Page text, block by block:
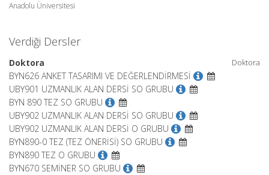
Anadolu Üniversitesi
Verdiği Dersler
Doktora
Doktora
BYN626 ANKET TASARIMI VE DEĞERLENDİRMESİ
UBY901 UZMANLIK ALAN DERSİ SO GRUBU
BYN 890 TEZ SO GRUBU
UBY902 UZMANLIK ALAN DERSİ SO GRUBU
UBY902 UZMANLIK ALAN DERSİ O GRUBU
BYN890-0 TEZ (TEZ ÖNERİSİ) SO GRUBU
BYN890 TEZ O GRUBU
BYN670 SEMİNER SO GRUBU